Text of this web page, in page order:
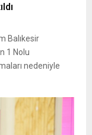
Balıkesir
1 Nolu
nedeniyle